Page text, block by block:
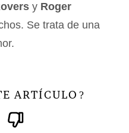
y Roger
Se trata de una
ARTÍCULO ?